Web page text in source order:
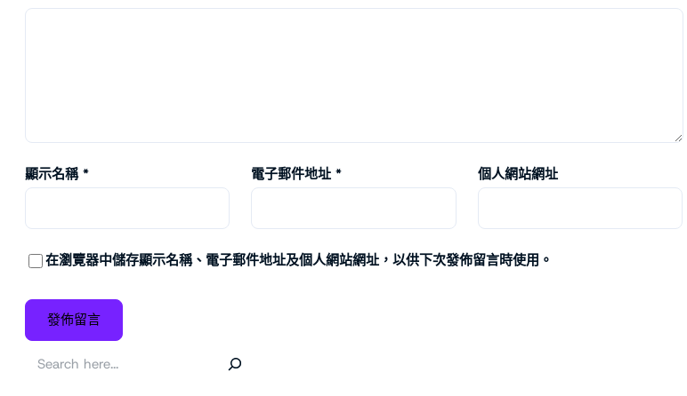
顯示名稱 * 電子郵件地址* 個人網站網址
在瀏覽器中儲存顯示名稱、電子郵件地址及個人網站網址，以供下次發佈留言時使用。